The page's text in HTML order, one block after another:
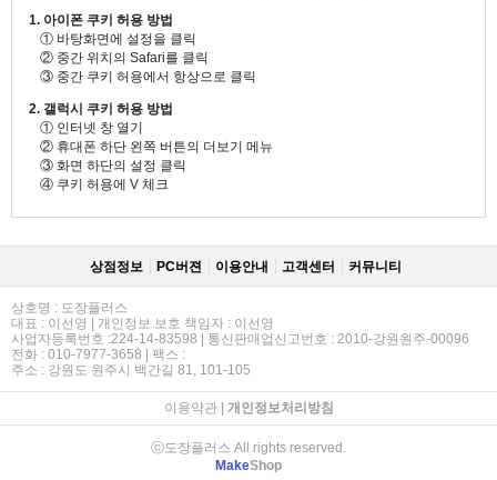
1. 아이폰 쿠키 허용 방법
① 바탕화면에 설정을 클릭
② 중간 위치의 Safari를 클릭
③ 중간 쿠키 허용에서 항상으로 클릭
2. 갤럭시 쿠키 허용 방법
① 인터넷 창 열기
② 휴대폰 하단 왼쪽 버튼의 더보기 메뉴
③ 화면 하단의 설정 클릭
④ 쿠키 허용에 V 체크
상점정보 PC버젼 이용안내 고객센터 커뮤니티
상호명 : 도장플러스
대표 : 이선영 | 개인정보 보호 책임자 : 이선영
사업자등록번호 :224-14-83598 | 통신판매업신고번호 : 2010-강원원주-00096
전화 : 010-7977-3658 | 팩스 :
주소 : 강원도 원주시 백간길 81, 101-105
이용약관| 개인정보처리방침
ⓒ도장플러스 All rights reserved.
MakeShop